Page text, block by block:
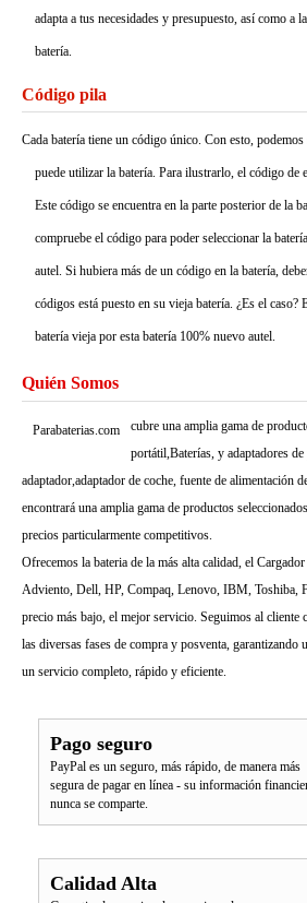
adapta a tus necesidades y presupuesto, así como a
batería.
Código pila
Cada batería tiene un código único. Con esto,
puede utilizar la batería. Para ilustrarlo, el código de
Este código se encuentra en la parte posterior de la
compruebe el código para poder seleccionar la
autel. Si hubiera más de un código en la batería,
códigos está puesto en su vieja batería. ¿Es el caso?
batería vieja por esta batería 100% nuevo autel.
Quién Somos
Parabaterias.com
cubre una amplia gama de
portátil,Baterías, y adaptadores
adaptador,adaptador de coche, fuente de alimentación
encontrará una amplia gama de productos
precios particularmente competitivos.
Ofrecemos la bateria de la más alta calidad, el
Adviento, Dell, HP, Compaq, Lenovo, IBM, Toshiba,
precio más bajo, el mejor servicio. Seguimos al cliente
las diversas fases de compra y posventa, garantizando
un servicio completo, rápido y eficiente.
Pago seguro
PayPal es un seguro, más rápido, de manera más
segura de pagar en línea - su información
nunca se comparte.
Calidad Alta